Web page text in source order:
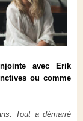
avec Erik
ou comme
Tout a démarré